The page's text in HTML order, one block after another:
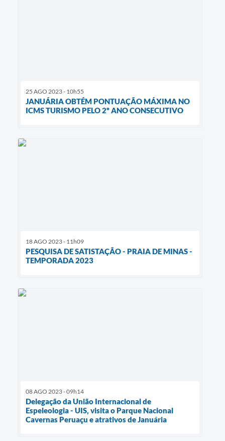
25 AGO 2023 - 10h55
JANUÁRIA OBTÉM PONTUAÇÃO MÁXIMA NO
ICMS TURISMO PELO 2º ANO CONSECUTIVO
18 AGO 2023 - 11h09
PESQUISA DE SATISTAÇÃO - PRAIA DE MINAS -
TEMPORADA 2023
08 AGO 2023 - 09h14
Delegação da União Internacional de
Espeleologia - UIS, visita o Parque Nacional
Cavernas Peruaçu e atrativos de Januária